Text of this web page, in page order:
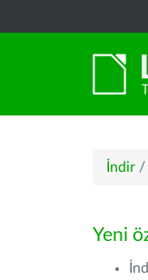
İndir /
Yeni